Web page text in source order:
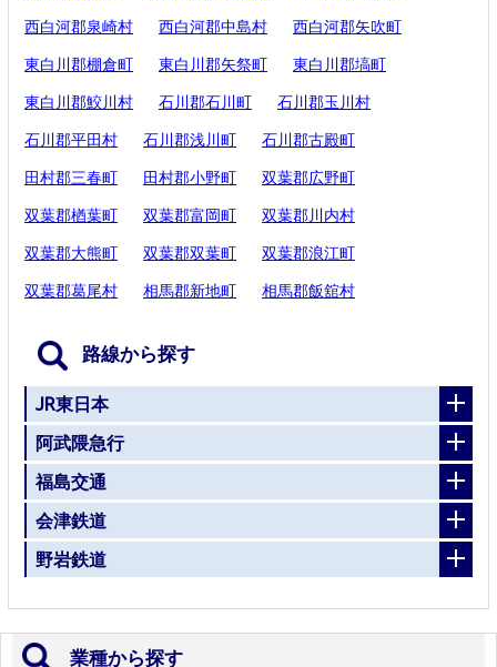
西白河郡泉崎村 西白河郡中島村 西白河郡矢吹町
東白川郡棚倉町 東白川郡矢祭町 東白川郡塙町
東白川郡鮫川村 石川郡石川町 石川郡玉川村
石川郡平田村 石川郡浅川町 石川郡古殿町
田村郡三春町 田村郡小野町 双葉郡広野町
双葉郡楢葉町 双葉郡富岡町 双葉郡川内村
双葉郡大熊町 双葉郡双葉町 双葉郡浪江町
双葉郡葛尾村 相馬郡新地町 相馬郡飯舘村
路線から探す
JR東日本
阿武隈急行
福島交通
会津鉄道
野岩鉄道
業種から探す